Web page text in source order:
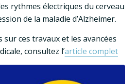
rythmes électriques du cerveau
de la maladie d’Alzheimer.
ces travaux et les avancées
consultez l’article complet